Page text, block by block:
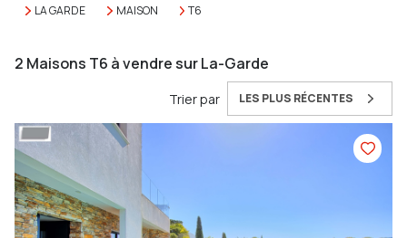
LA GARDE
MAISON T6
2 Maisons T6 à vendre sur La-Garde
Trier par LES PLUS RÉCENTES